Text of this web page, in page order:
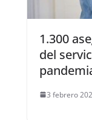
1.300
del
3 febrero